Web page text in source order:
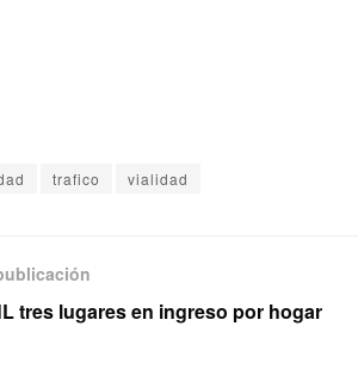
trafico vialidad
tres lugares en ingreso por hogar